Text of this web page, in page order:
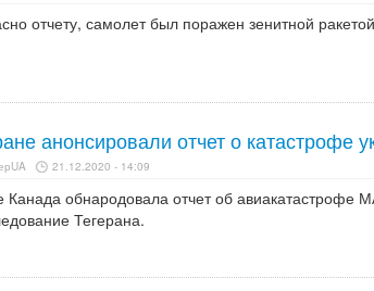
отчету, самолет был поражен зенитной
анонсировали отчет о катастрофе
21.12.2020 - 14:09
Канада обнародовала отчет об авиакатастрофе
Тегерана.